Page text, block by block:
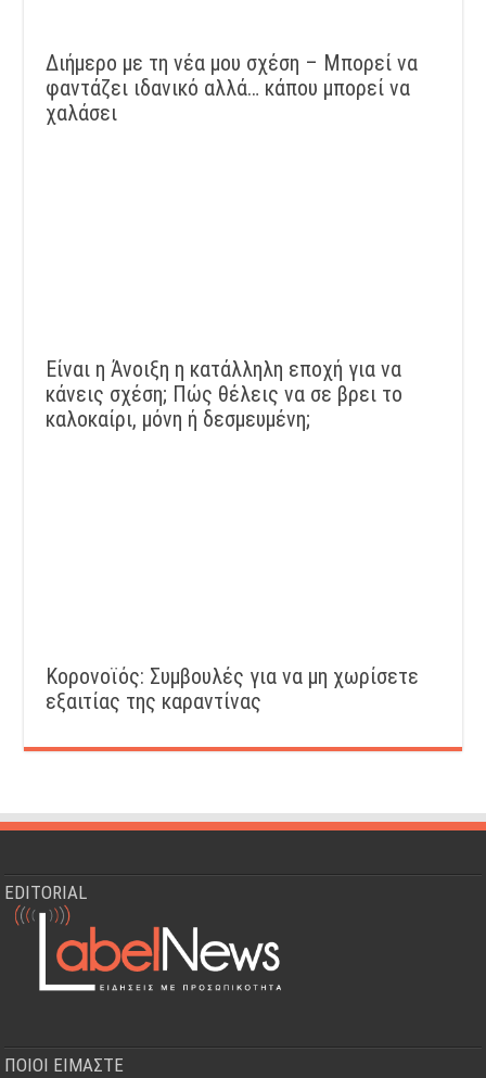
Διήμερο με τη νέα μου σχέση – Μπορεί να
φαντάζει ιδανικό αλλά… κάπου μπορεί να
χαλάσει
Είναι η Άνοιξη η κατάλληλη εποχή για να
κάνεις σχέση; Πώς θέλεις να σε βρει το
καλοκαίρι, μόνη ή δεσμευμένη;
Κορονοϊός: Συμβουλές για να μη χωρίσετε
εξαιτίας της καραντίνας
EDITORIAL
ΠΟΙΟΙ ΕΙΜΑΣΤΕ